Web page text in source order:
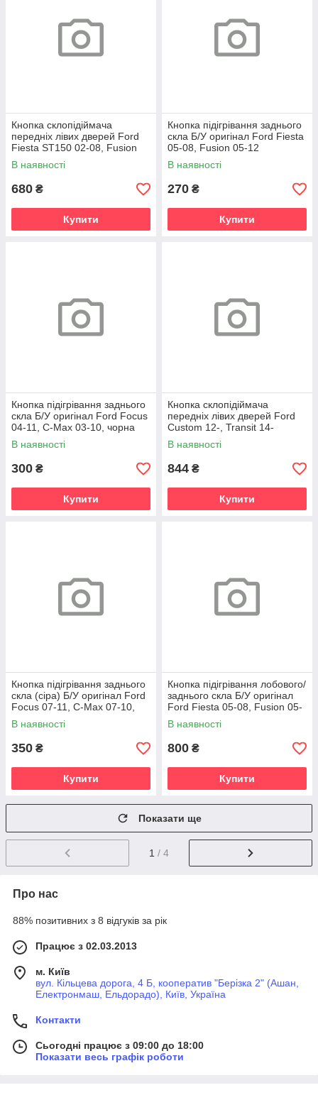
Кнопка склопідіймача
передніх лівих дверей Ford
Fiesta ST150 02-08, Fusion
09-12, Transit 06-14, Connect
В наявності
680 ₴
Купити
Кнопка підігрівання заднього
скла Б/У оригінал Ford Fiesta
05-08, Fusion 05-12
В наявності
270 ₴
Купити
Кнопка підігрівання заднього
скла Б/У оригінал Ford Focus
04-11, C-Max 03-10, чорна
В наявності
300 ₴
Купити
Кнопка склопідіймача
передніх лівих дверей Ford
Custom 12-, Transit 14-
В наявності
844 ₴
Купити
Кнопка підігрівання заднього
скла (сіра) Б/У оригінал Ford
Focus 07-11, C-Max 07-10,
Kuga 08-12
В наявності
350 ₴
Купити
Кнопка підігрівання лобового/
заднього скла Б/У оригінал
Ford Fiesta 05-08, Fusion 05-
12
В наявності
800 ₴
Купити
Показати ще
1 / 4
Про нас
88% позитивних з 8 відгуків за рік
Працює з 02.03.2013
м. Київ
вул. Кільцева дорога, 4 Б, кооператив "Берізка 2" (Ашан,
Електронмаш, Ельдорадо), Київ, Україна
Контакти
Сьогодні працює з 09:00 до 18:00
Показати весь графік роботи